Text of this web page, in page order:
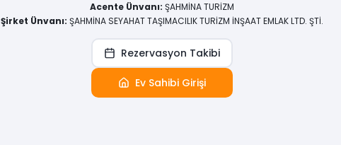
Acente Ünvanı: ŞAHMİNA TURİZM
Şirket Ünvanı: ŞAHMİNA SEYAHAT TAŞIMACILIK TURİZM İNŞAAT EMLAK LTD. ŞTİ.
Rezervasyon Takibi
Ev Sahibi Girişi